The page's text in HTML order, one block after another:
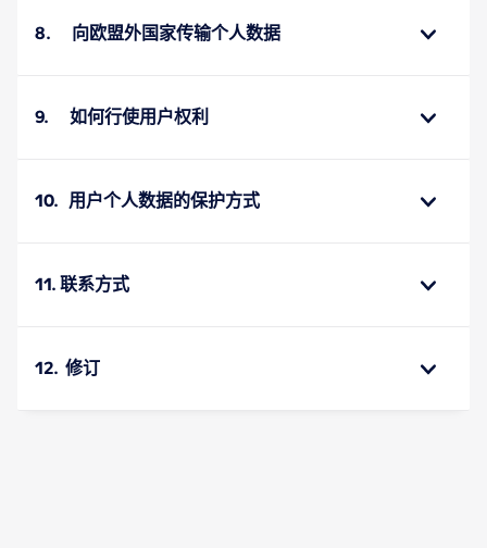
8. 向欧盟外国家传输个人数据
9. 如何行使用户权利
10. 用户个人数据的保护方式
11. 联系方式
12. 修订